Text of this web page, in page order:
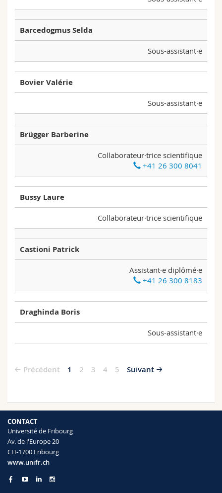
Barcedogmus Selda
Sous-assistant·e
Bovier Valérie
Sous-assistant·e
Brügger Barberine
Collaborateur·trice scientifique
+41 26 300 8041
Bussy Laure
Collaborateur·trice scientifique
Castioni Patrick
Assistant·e diplômé·e
+41 26 300 8183
Draghinda Boris
Sous-assistant·e
Précédent 1 2 3 4 5 Suivant
CONTACT
Université de Fribourg
Av. de l'Europe 20
CH-1700 Fribourg
www.unifr.ch